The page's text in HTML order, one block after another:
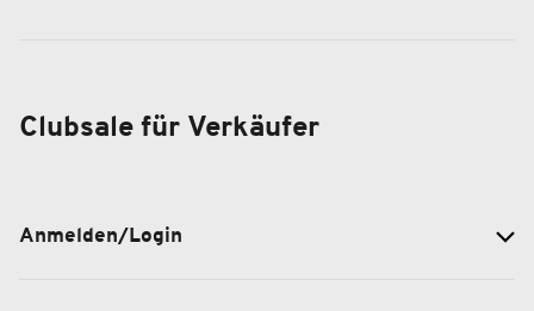
Clubsale für Verkäufer
Anmelden/Login